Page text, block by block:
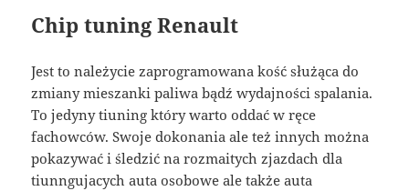
Chip tuning Renault
Jest to należycie zaprogramowana kość służąca do
zmiany mieszanki paliwa bądź wydajności spalania.
To jedyny tiuning który warto oddać w ręce
fachowców. Swoje dokonania ale też innych można
pokazywać i śledzić na rozmaitych zjazdach dla
tiunngujacych auta osobowe ale także auta